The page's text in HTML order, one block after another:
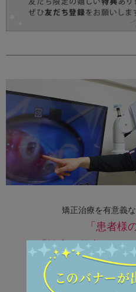
矯正治療を有意義
「患者様
「治療の仕上がり
を共有して
わかりやすく